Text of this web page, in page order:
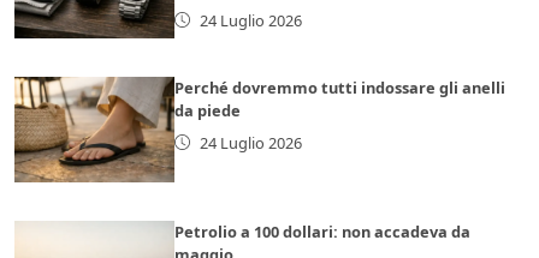
24 Luglio 2026
Perché dovremmo tutti indossare gli anelli
da piede
24 Luglio 2026
Petrolio a 100 dollari: non accadeva da